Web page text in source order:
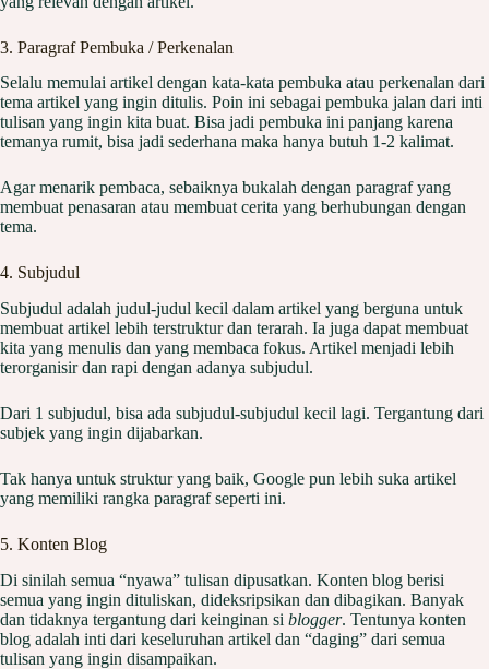
3. Paragraf Pembuka / Perkenalan
Selalu memulai artikel dengan kata-kata pembuka atau perkenalan dari
tema artikel yang ingin ditulis. Poin ini sebagai pembuka jalan dari inti
tulisan yang ingin kita buat. Bisa jadi pembuka ini panjang karena
temanya rumit, bisa jadi sederhana maka hanya butuh 1-2 kalimat.
Agar menarik pembaca, sebaiknya bukalah dengan paragraf yang
membuat penasaran atau membuat cerita yang berhubungan dengan
tema.
4. Subjudul
Subjudul adalah judul-judul kecil dalam artikel yang berguna untuk
membuat artikel lebih terstruktur dan terarah. Ia juga dapat membuat
kita yang menulis dan yang membaca fokus. Artikel menjadi lebih
terorganisir dan rapi dengan adanya subjudul.
Dari 1 subjudul, bisa ada subjudul-subjudul kecil lagi. Tergantung dari
subjek yang ingin dijabarkan.
Tak hanya untuk struktur yang baik, Google pun lebih suka artikel
yang memiliki rangka paragraf seperti ini.
5. Konten Blog
Di sinilah semua “nyawa” tulisan dipusatkan. Konten blog berisi
semua yang ingin dituliskan, dideksripsikan dan dibagikan. Banyak
dan tidaknya tergantung dari keinginan si blogger. Tentunya konten
blog adalah inti dari keseluruhan artikel dan “daging” dari semua
tulisan yang ingin disampaikan.